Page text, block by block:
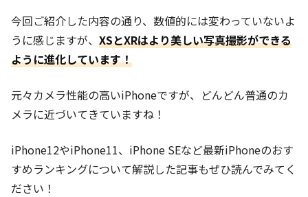
今回ご紹介した内容の通り、数値的には変わっていないよ
うに感じますが、 XSとXRはより美しい写真撮影ができる
ように進化しています！
元々カメラ性能の高いiPhoneですが、どんどん普通のカ
メラに近づいてきていますね！
iPhone12やiPhone11、iPhone SEなど最新iPhoneのおす
すめランキングについて解説した記事もぜひ読んでみてく
ださい！